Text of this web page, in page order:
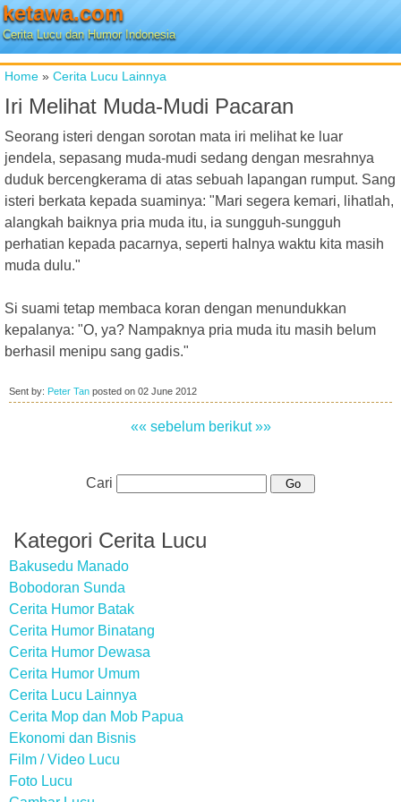
ketawa.com
Cerita Lucu dan Humor Indonesia
Home » Cerita Lucu Lainnya
Iri Melihat Muda-Mudi Pacaran
Seorang isteri dengan sorotan mata iri melihat ke luar
jendela, sepasang muda-mudi sedang dengan mesrahnya
duduk bercengkerama di atas sebuah lapangan rumput. Sang
isteri berkata kepada suaminya: "Mari segera kemari, lihatlah,
alangkah baiknya pria muda itu, ia sungguh-sungguh
perhatian kepada pacarnya, seperti halnya waktu kita masih
muda dulu."
Si suami tetap membaca koran dengan menundukkan
kepalanya: "O, ya? Nampaknya pria muda itu masih belum
berhasil menipu sang gadis."
Sent by: Peter Tan posted on 02 June 2012
«« sebelum berikut »»
Cari
Kategori Cerita Lucu
Bakusedu Manado
Bobodoran Sunda
Cerita Humor Batak
Cerita Humor Binatang
Cerita Humor Dewasa
Cerita Humor Umum
Cerita Lucu Lainnya
Cerita Mop dan Mob Papua
Ekonomi dan Bisnis
Film / Video Lucu
Foto Lucu